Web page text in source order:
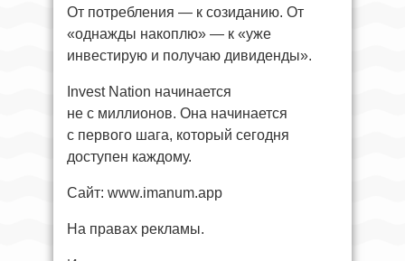
От потребления — к созиданию. От
«однажды накоплю» — к «уже
инвестирую и получаю дивиденды».
Invest Nation начинается
не с миллионов. Она начинается
с первого шага, который сегодня
доступен каждому.
Сайт: www.imanum.app
На правах рекламы.